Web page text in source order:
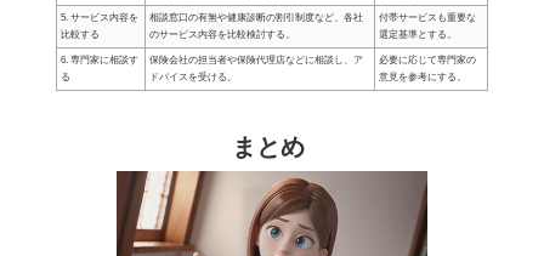
5. サービス内容を
比較する
相談窓口の有無や健康診断の割引制度など、各社
のサービス内容を比較検討する。
付帯サービスも重要な
選定基準とする。
6. 専門家に相談す
る
保険会社の担当者や保険代理店などに相談し、ア
ドバイスを受ける。
必要に応じて専門家の
意見を参考にする。
まとめ